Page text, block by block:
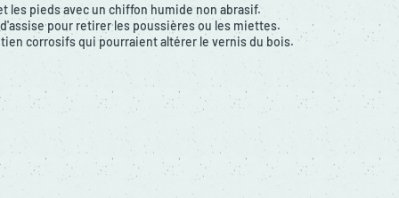
les pieds avec un chiffon humide non abrasif.
pour retirer les poussières ou les miettes.
corrosifs qui pourraient altérer le vernis du bois.